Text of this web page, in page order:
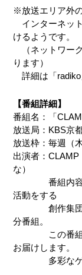
※放送エリア外
インターネッ
けるようです。
（ネットワー
ります）
詳細は「radiko
【番組詳細】
番組名：「
放送局：KBS京
放送枠：毎週（
出演者：CLAMP
な）
番組内容：
活動をする
創作集団
分番組。
この番組で
お届けします。
多彩なゲス